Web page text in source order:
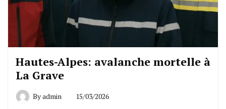
Hautes-Alpes: avalanche mortelle à
La Grave
Byadmin 15/03/2026